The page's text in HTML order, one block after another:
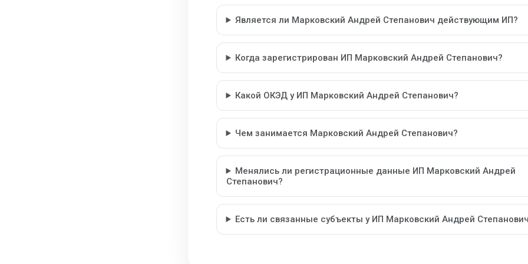
Является ли Марковский Андрей Степанович действующим ИП?
Когда зарегистрирован ИП Марковский Андрей Степанович?
Какой ОКЭД у ИП Марковский Андрей Степанович?
Чем занимается Марковский Андрей Степанович?
Менялись ли регистрационные данные ИП Марковский Андрей
Степанович?
Есть ли связанные субъекты у ИП Марковский Андрей